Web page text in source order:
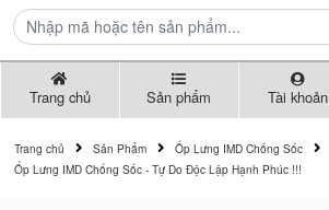
Trang chủ Sản phẩm Tài khoản
Trang chủ Sản Phẩm
Ốp Lưng IMD Chống Sốc
Ốp Lưng IMD Chống Sốc - Tự Do Độc Lập Hạnh Phúc !!!